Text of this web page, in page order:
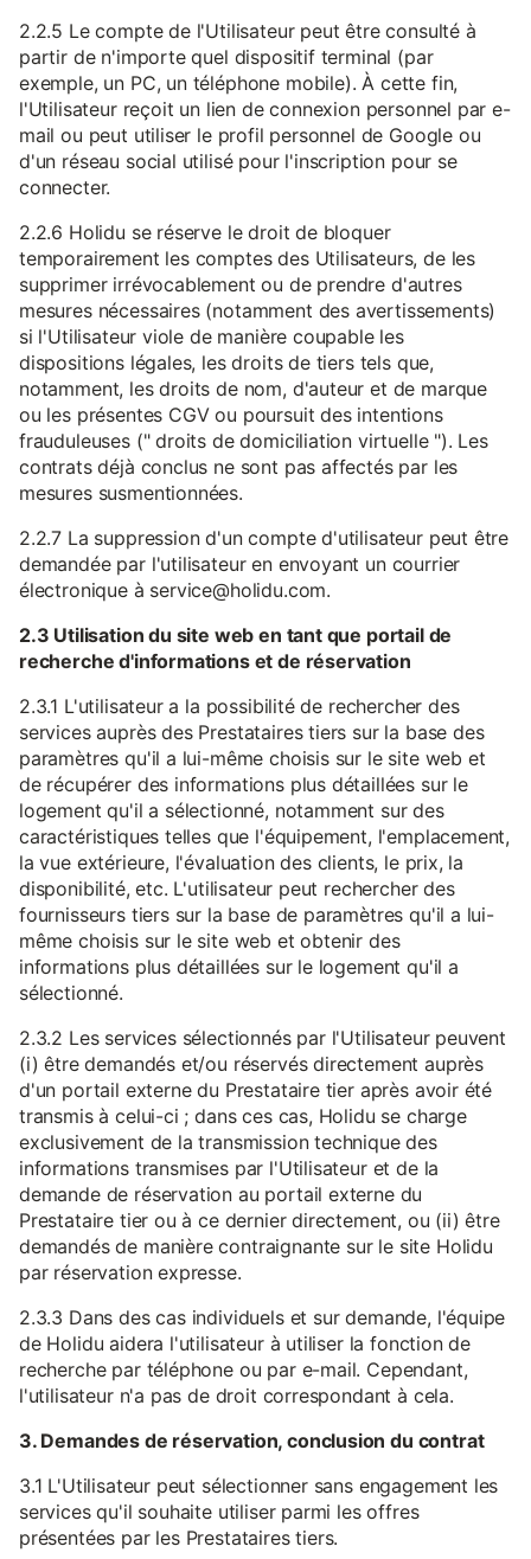
2.2.5 Le compte de l'Utilisateur peut être consulté à
partir de n'importe quel dispositif terminal (par
exemple, un PC, un téléphone mobile). À cette fin,
l'Utilisateur reçoit un lien de connexion personnel par e-
mail ou peut utiliser le profil personnel de Google ou
d'un réseau social utilisé pour l'inscription pour se
connecter.
2.2.6 Holidu se réserve le droit de bloquer
temporairement les comptes des Utilisateurs, de les
supprimer irrévocablement ou de prendre d'autres
mesures nécessaires (notamment des avertissements)
si l'Utilisateur viole de manière coupable les
dispositions légales, les droits de tiers tels que,
notamment, les droits de nom, d'auteur et de marque
ou les présentes CGV ou poursuit des intentions
frauduleuses (" droits de domiciliation virtuelle "). Les
contrats déjà conclus ne sont pas affectés par les
mesures susmentionnées.
2.2.7 La suppression d'un compte d'utilisateur peut être
demandée par l'utilisateur en envoyant un courrier
électronique à service@holidu.com.
2.3 Utilisation du site web en tant que portail de
recherche d'informations et de réservation
2.3.1 L'utilisateur a la possibilité de rechercher des
services auprès des Prestataires tiers sur la base des
paramètres qu'il a lui-même choisis sur le site web et
de récupérer des informations plus détaillées sur le
logement qu'il a sélectionné, notamment sur des
caractéristiques telles que l'équipement, l'emplacement,
la vue extérieure, l'évaluation des clients, le prix, la
disponibilité, etc. L'utilisateur peut rechercher des
fournisseurs tiers sur la base de paramètres qu'il a lui-
même choisis sur le site web et obtenir des
informations plus détaillées sur le logement qu'il a
sélectionné.
2.3.2 Les services sélectionnés par l'Utilisateur peuvent
(i) être demandés et/ou réservés directement auprès
d'un portail externe du Prestataire tier après avoir été
transmis à celui-ci ; dans ces cas, Holidu se charge
exclusivement de la transmission technique des
informations transmises par l'Utilisateur et de la
demande de réservation au portail externe du
Prestataire tier ou à ce dernier directement, ou (ii) être
demandés de manière contraignante sur le site Holidu
par réservation expresse.
2.3.3 Dans des cas individuels et sur demande, l'équipe
de Holidu aidera l'utilisateur à utiliser la fonction de
recherche par téléphone ou par e-mail. Cependant,
l'utilisateur n'a pas de droit correspondant à cela.
3. Demandes de réservation, conclusion du contrat
3.1 L'Utilisateur peut sélectionner sans engagement les
services qu'il souhaite utiliser parmi les offres
présentées par les Prestataires tiers.